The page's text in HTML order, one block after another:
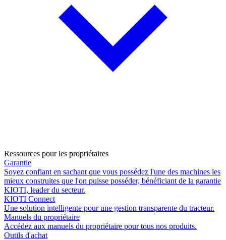
Ressources pour les propriétaires
Garantie
Soyez confiant en sachant que vous possédez l'une des machines les
mieux construites que l'on puisse posséder, bénéficiant de la garantie
KIOTI, leader du secteur.
KIOTI Connect
Une solution intelligente pour une gestion transparente du tracteur.
Manuels du propriétaire
Accédez aux manuels du propriétaire pour tous nos produits.
Outils d'achat